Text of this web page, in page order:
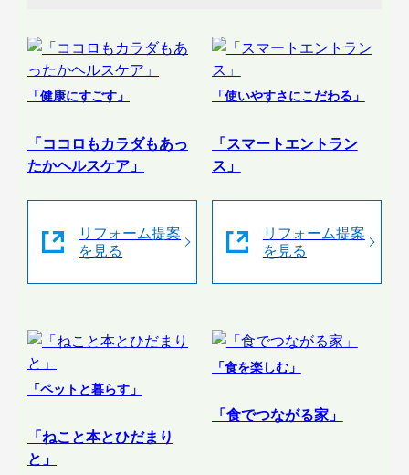
「健康にすごす」
「ココロもカラダもあっ
たかヘルスケア」
リフォーム提案
を見る
「使いやすさにこだわる」
「スマートエントラン
ス」
リフォーム提案
を見る
「ペットと暮らす」
「ねこと本とひだまり
と」
「食を楽しむ」
「食でつながる家」